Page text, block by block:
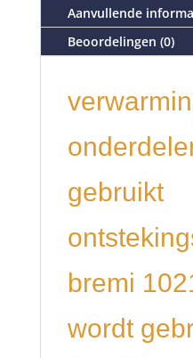
Aanvullende
Beoordelingen (0)
gebruikt
bremi
wordt